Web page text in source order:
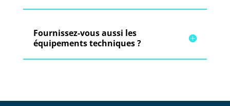
Fournissez-vous aussi les
équipements techniques ?